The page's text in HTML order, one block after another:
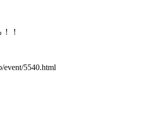
！
event/5540.html